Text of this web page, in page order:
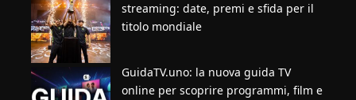
streaming: date, premi e sfida per il
titolo mondiale
GuidaTV.uno: la nuova guida TV
online per scoprire programmi, film e